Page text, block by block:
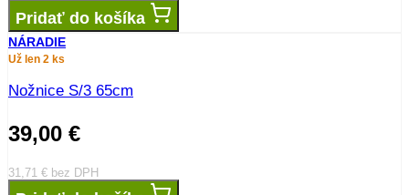
Pridať do košíka
NÁRADIE
Už len 2 ks
Nožnice S/3 65cm
39,00 €
31,71 € bez DPH